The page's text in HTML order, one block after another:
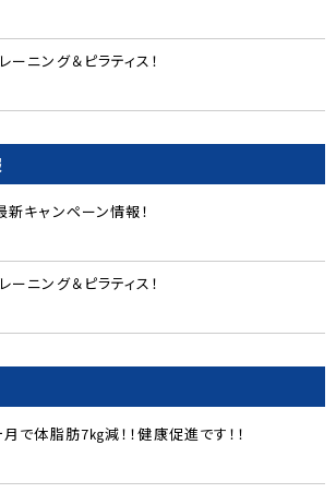
ニング＆ピラティス！
新キャンペーン情報！
ニング＆ピラティス！
で体脂肪7㎏減！！健康促進です！！